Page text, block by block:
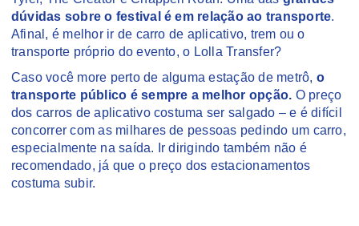
dúvidas sobre o festival é em relação ao transporte.
Afinal, é melhor ir de carro de aplicativo, trem ou o
transporte próprio do evento, o Lolla Transfer?
Caso você more perto de alguma estação de metrô, o
transporte público é sempre a melhor opção. O preço
dos carros de aplicativo costuma ser salgado – e é difícil
concorrer com as milhares de pessoas pedindo um carro,
especialmente na saída. Ir dirigindo também não é
recomendado, já que o preço dos estacionamentos
costuma subir.